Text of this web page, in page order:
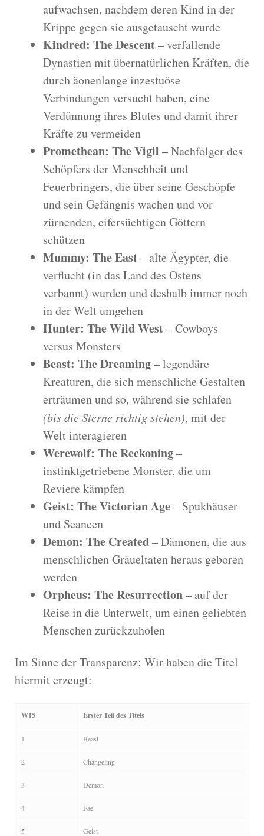
aufwachsen, nachdem deren Kind in der
Krippe gegen sie ausgetauscht wurde
Kindred: The Descent– verfallende
Dynastien mit übernatürlichen Kräften, die
durch äonenlange inzestuöse
Verbindungen versucht haben, eine
Verdünnung ihres Blutes und damit ihrer
Kräfte zu vermeiden
Promethean: The Vigil – Nachfolger des
Schöpfers der Menschheit und
Feuerbringers, die über seine Geschöpfe
und sein Gefängnis wachen und vor
zürnenden, eifersüchtigen Göttern
schützen
Mummy: The East– alte Ägypter, die
verflucht (in das Land des Ostens
verbannt) wurden und deshalb immer noch
in der Welt umgehen
Hunter: The Wild West– Cowboys
versus Monsters
Beast: The Dreaming– legendäre
Kreaturen, die sich menschliche Gestalten
erträumen und so, während sie schlafen
(bis die Sterne richtig stehen), mit der
Welt interagieren
Werewolf: The Reckoning–
instinktgetriebene Monster, die um
Reviere kämpfen
Geist: The Victorian Age– Spukhäuser
und Seancen
Demon: The Created– Dämonen, die aus
menschlichen Gräueltaten heraus geboren
werden
Orpheus: The Resurrection– auf der
Reise in die Unterwelt, um einen geliebten
Menschen zurückzuholen
Im Sinne der Transparenz: Wir haben die Titel
hiermit erzeugt:
W15 Erster Teil des Titels
1 Beast
2 Changeling
3 Demon
4 Fae
5 Geist